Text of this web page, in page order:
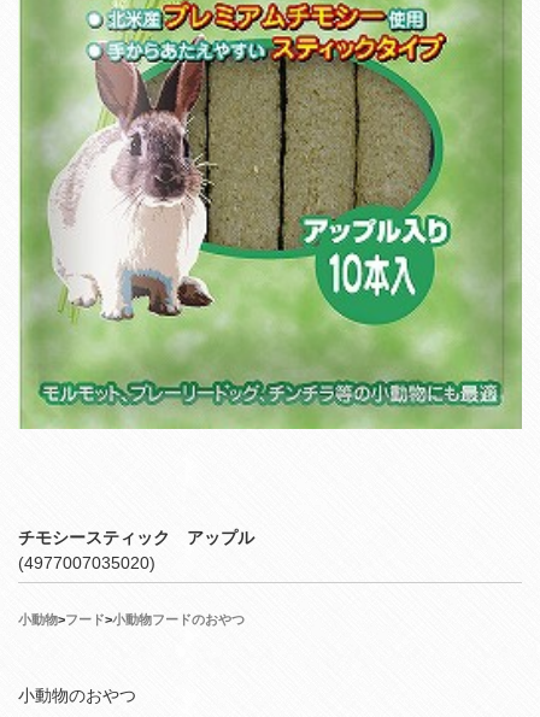
チモシースティック アップル
(4977007035020)
小動物>フード>小動物フードのおやつ
小動物のおやつ